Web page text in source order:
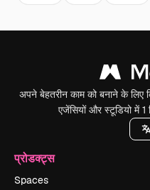
अपने बेहतरीन काम को बनाने के लिए
एजेंसियों और स्टूडियो में 1
प्रोडक्ट्स
Spaces